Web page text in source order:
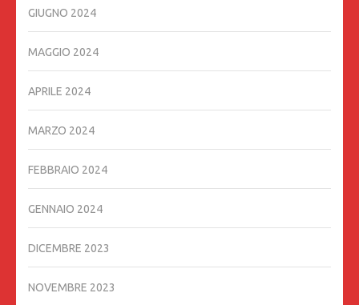
GIUGNO 2024
MAGGIO 2024
APRILE 2024
MARZO 2024
FEBBRAIO 2024
GENNAIO 2024
DICEMBRE 2023
NOVEMBRE 2023